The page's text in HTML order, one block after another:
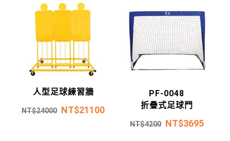
人型足球練習牆
NT$24000 NT$21100
PF-0048
折疊式足球門
NT$4200 NT$3695